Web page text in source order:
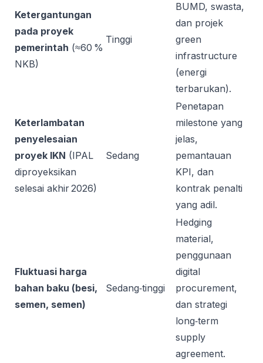
Ketergantungan
pada proyek
pemerintah (≈60 %
NKB)
Tinggi
BUMD, swasta,
dan projek
green
infrastructure
(energi
terbarukan).
Keterlambatan
penyelesaian
proyek IKN (IPAL
diproyeksikan
selesai akhir 2026)
Sedang
Penetapan
milestone yang
jelas,
pemantauan
KPI, dan
kontrak penalti
yang adil.
Fluktuasi harga
bahan baku (besi,
semen, semen)
Sedang‑tinggi
Hedging
material,
penggunaan
digital
procurement,
dan strategi
long‑term
supply
agreement.